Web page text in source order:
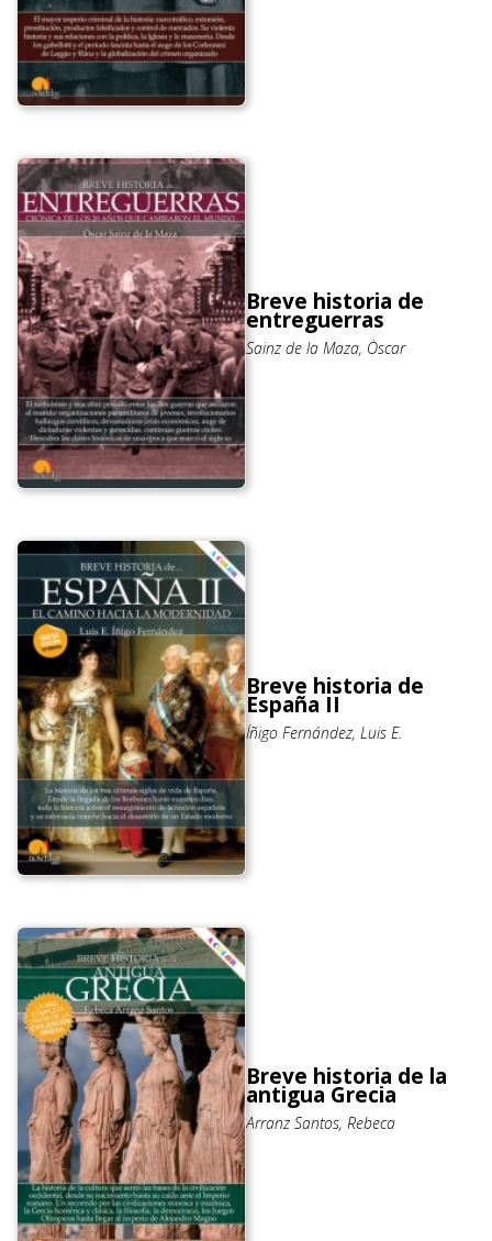
Breve historia de
entreguerras
Sainz de la Maza, Óscar
Breve historia de
España II
Íñigo Fernández, Luis E.
Breve historia de la
antigua Grecia
Arranz Santos, Rebeca